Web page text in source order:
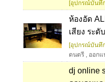
[อุปกรณ์บันทึก
ห้องอัด
เสียง ระ
[อุปกรณ์บันทึก
ดนตรี , ออกแ
dj online